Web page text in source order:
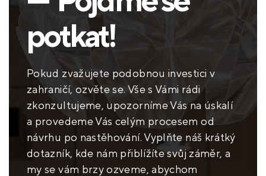
potkat!
Pokud zvažujete podobnou investici v
zahraničí, ozvěte se. Vše s Vámi rádi
zkonzultujeme, upozorníme Vás na úskalí
a provedeme Vás celým procesem od
návrhu po nastěhování. Vyplňte náš krátký
dotazník, kde nám přiblížíte svůj záměr, a
my se vám brzy ozveme, abychom